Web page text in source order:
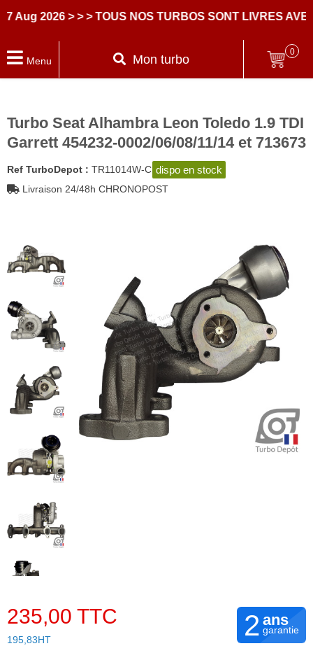
2026 > > > TOUS NOS TURBOS SONT LIVRES AVEC
Menu Mon turbo
0
Turbo Seat Alhambra Leon Toledo 1.9 TDI
Garrett 454232-0002/06/08/11/14 et 713673
Ref TurboDepot : TR11014W-C dispo en stock
Livraison 24/48h CHRONOPOST
235,00 TTC
195,83HT 2 ans
garantie